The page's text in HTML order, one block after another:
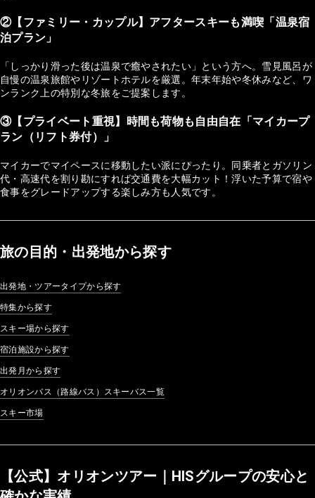
②【ファミリー・カップル】アフタースキーも満喫「温泉宿
泊プラン」
「しっかり滑った後は温泉で癒やされたい」という方へ。雪見風呂が
自慢の温泉旅館やリゾートホテルを厳選。年末年始や冬休みなど、ワ
ンランク上の特別な冬旅をご提案します。
③【プライベート重視】時間も荷物も自由自在「マイカープ
ラン（リフト券付）」
マイカーでマイペースに移動したい派にぴったり。同乗者とガソリン
代・高速代を割り勘にすれば交通費を大幅カット！浮いた予算で宿や
食事をグレードアップする楽しみ方も人気です。
旅の目的・出発地から探す
出発地・ツアータイプから探す
特集から探す
スキー場から探す
宿泊施設から探す
出発月から探す
オリオンバス（路線バス）スキーバス一覧
スキー市場
【公式】オリオンツアー｜HISグループの安心と